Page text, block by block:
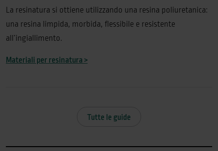
La resinatura si ottiene utilizzando una resina poliuretanica:
una resina limpida, morbida, flessibile e resistente
all’ingiallimento.
Materiali per resinatura >
Tutte le guide